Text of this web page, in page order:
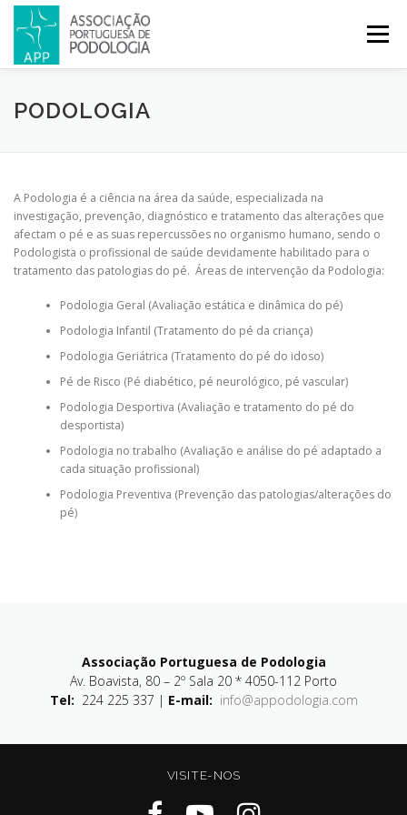
Menu
APP PODOLOGIA
CONGRESSOS REVISTA CONTACTOS
PODOLOGIA
A Podologia é a ciência na área da saúde, especializada na
investigação, prevenção, diagnóstico e tratamento das alterações que
afectam o pé e as suas repercussões no organismo humano, sendo o
Podologista o profissional de saúde devidamente habilitado para o
tratamento das patologias do pé. Áreas de intervenção da Podologia:
Podologia Geral (Avaliação estática e dinâmica do pé)
Podologia Infantil (Tratamento do pé da criança)
Podologia Geriátrica (Tratamento do pé do idoso)
Pé de Risco (Pé diabético, pé neurológico, pé vascular)
Podologia Desportiva (Avaliação e tratamento do pé do
desportista)
Podologia no trabalho (Avaliação e análise do pé adaptado a
cada situação profissional)
Podologia Preventiva (Prevenção das patologias/alterações do
pé)
Associação Portuguesa de Podologia
Av. Boavista, 80 – 2º Sala 20 * 4050-112 Porto
Tel: 224 225 337 | E-mail: info@appodologia.com
VISITE-NOS